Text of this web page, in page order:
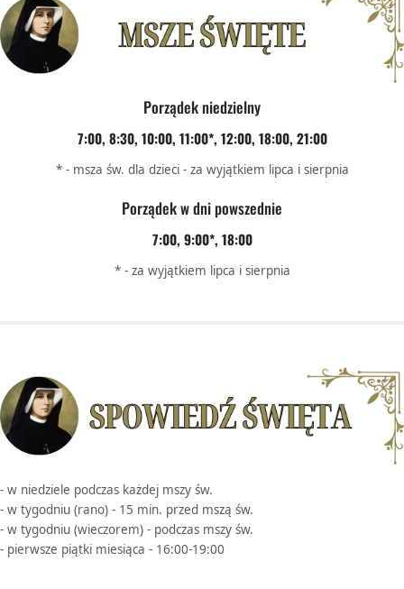
Porządek niedzielny
7:00, 8:30, 10:00, 11:00*, 12:00, 18:00, 21:00
* - msza św. dla dzieci - za wyjątkiem lipca i sierpnia
Porządek w dni powszednie
7:00, 9:00*, 18:00
* - za wyjątkiem lipca i sierpnia
- w niedziele podczas każdej mszy św.
- w tygodniu (rano) - 15 min. przed mszą św.
- w tygodniu (wieczorem) - podczas mszy św.
- pierwsze piątki miesiąca - 16:00-19:00